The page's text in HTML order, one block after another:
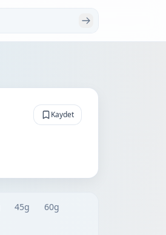
Kaydet
45g
60g